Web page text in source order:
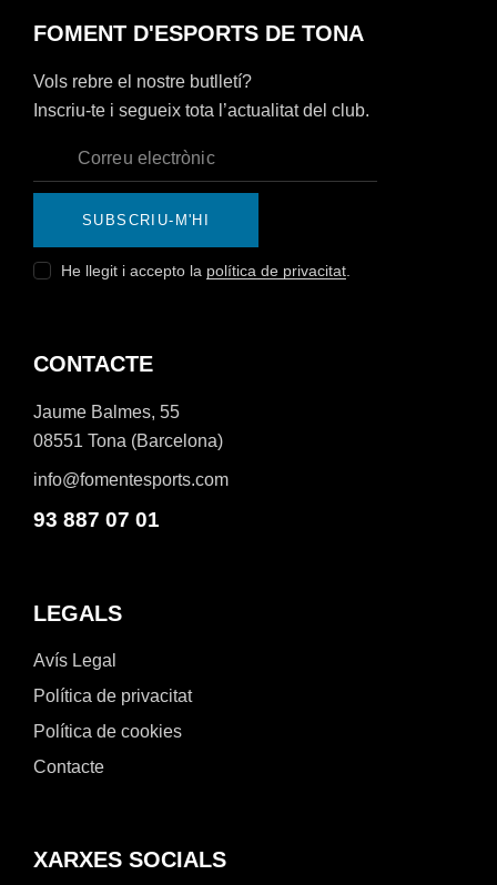
FOMENT D'ESPORTS DE TONA
Vols rebre el nostre butlletí?
Inscriu-te i segueix tota l’actualitat del club.
SUBSCRIU-M'HI
He llegit i accepto la política de privacitat
CONTACTE
Jaume Balmes, 55
08551 Tona (Barcelona)
info@fomentesports.com
93 887 07 01
LEGALS
Avís Legal
Política de privacitat
Política de cookies
Contacte
XARXES SOCIALS